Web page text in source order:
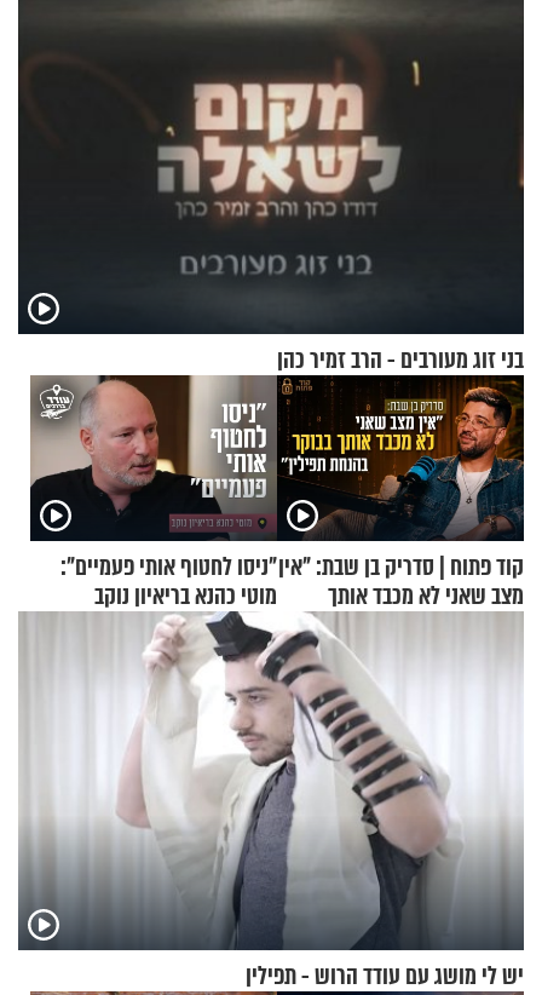
בני זוג מעורבים - הרב זמיר כהן
קוד פתוח | סדריק בן שבת: "אין
מצב שאני לא מכבד אותך
"ניסו לחטוף אותי פעמיים":
מוטי כהנא בריאיון נוקב
יש לי מושג עם עודד הרוש - תפילין